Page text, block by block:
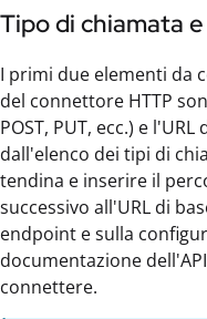
Tipo di chiamata
I primi due elementi da
del connettore HTTP
POST, PUT, ecc.) e
dall'elenco dei tipi di
tendina e inserire il
successivo all'URL di
endpoint e sulla
documentazione
connettere.